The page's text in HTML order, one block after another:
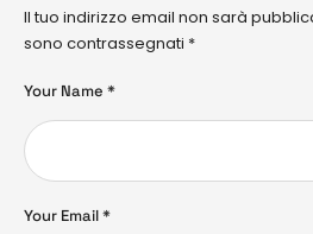
Il tuo indirizzo email non sarà
sono contrassegnati *
Your Name *
Your Email *